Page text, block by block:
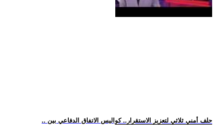
.. حلف أمني ثلاثي لتعزيز الاستقرار.. كواليس الاتفاق الدفاعي بين